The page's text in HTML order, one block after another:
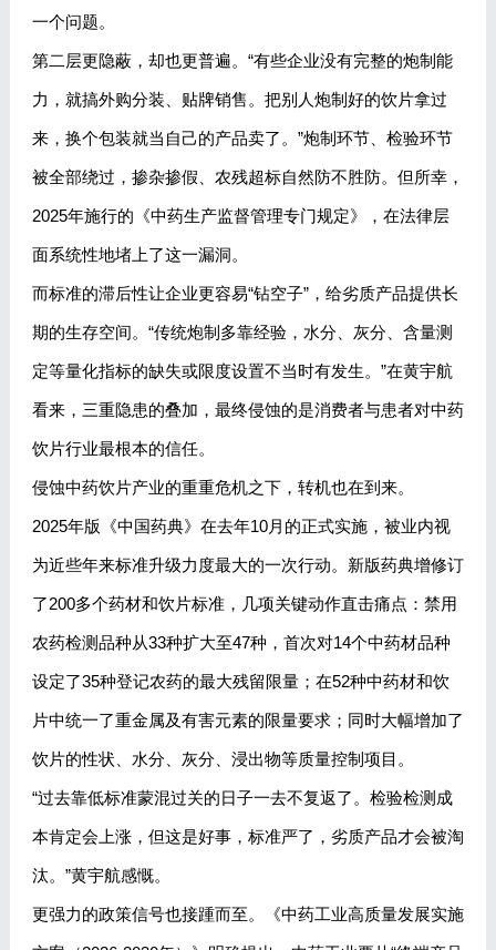
一个问题。
第二层更隐蔽，却也更普遍。“有些企业没有完整的炮制能
力，就搞外购分装、贴牌销售。把别人炮制好的饮片拿过
来，换个包装就当自己的产品卖了。”炮制环节、检验环节
被全部绕过，掺杂掺假、农残超标自然防不胜防。但所幸，
2025年施行的《中药生产监督管理专门规定》，在法律层
面系统性地堵上了这一漏洞。
而标准的滞后性让企业更容易“钻空子”，给劣质产品提供长
期的生存空间。“传统炮制多靠经验，水分、灰分、含量测
定等量化指标的缺失或限度设置不当时有发生。”在黄宇航
看来，三重隐患的叠加，最终侵蚀的是消费者与患者对中药
饮片行业最根本的信任。
侵蚀中药饮片产业的重重危机之下，转机也在到来。
2025年版《中国药典》在去年10月的正式实施，被业内视
为近些年来标准升级力度最大的一次行动。新版药典增修订
了200多个药材和饮片标准，几项关键动作直击痛点：禁用
农药检测品种从33种扩大至47种，首次对14个中药材品种
设定了35种登记农药的最大残留限量；在52种中药材和饮
片中统一了重金属及有害元素的限量要求；同时大幅增加了
饮片的性状、水分、灰分、浸出物等质量控制项目。
“过去靠低标准蒙混过关的日子一去不复返了。检验检测成
本肯定会上涨，但这是好事，标准严了，劣质产品才会被淘
汰。”黄宇航感慨。
更强力的政策信号也接踵而至。《中药工业高质量发展实施